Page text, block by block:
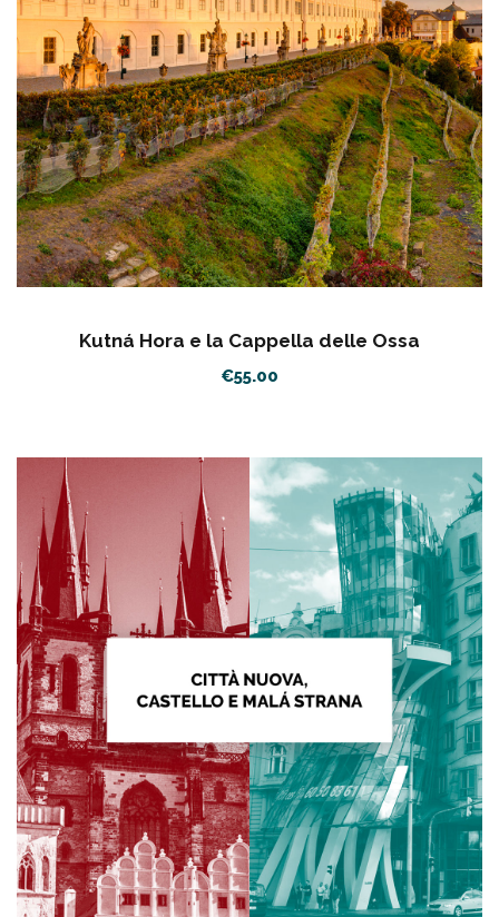
Kutná Hora e la Cappella delle Ossa
€55.00